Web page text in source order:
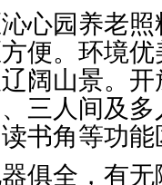
心园养老照
便。环境
阔山景。 开
三人间及
书角等功能
全，有无